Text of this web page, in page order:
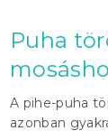
Puha
A pihe-puha
azonban